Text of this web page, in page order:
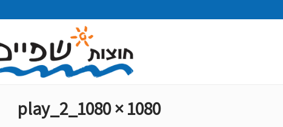
play_2_1080 × 1080